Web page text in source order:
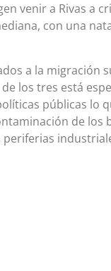
venir a Rivas a
con una
a la migración
los tres está
públicas lo
de los